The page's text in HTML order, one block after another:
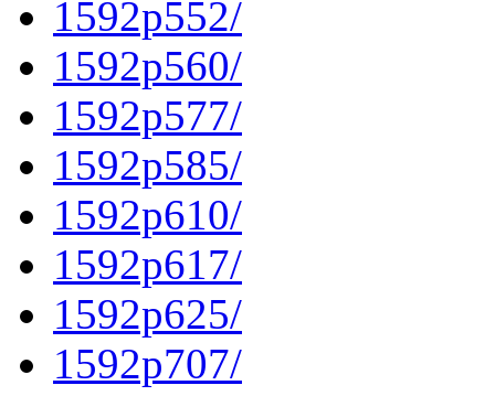
1592p552/
1592p560/
1592p577/
1592p585/
1592p610/
1592p617/
1592p625/
1592p707/